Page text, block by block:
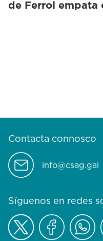
de Ferrol empata
Contacta connosco
info@csag.gal
Síguenos en redes